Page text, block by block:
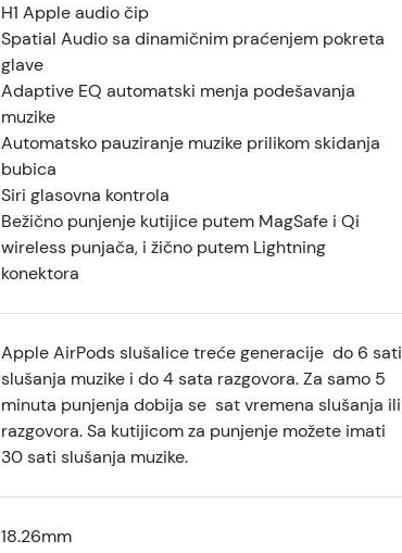
H1 Apple audio čip
Spatial Audio sa dinamičnim praćenjem pokreta
glave
Adaptive EQ automatski menja podešavanja
muzike
Automatsko pauziranje muzike prilikom skidanja
bubica
Siri glasovna kontrola
Bežično punjenje kutijice putem MagSafe i Qi
wireless punjača, i žično putem Lightning
konektora
Apple AirPods slušalice treće generacije do 6 sati
slušanja muzike i do 4 sata razgovora. Za samo 5
minuta punjenja dobija se sat vremena slušanja ili
razgovora. Sa kutijicom za punjenje možete imati
30 sati slušanja muzike.
18.26mm